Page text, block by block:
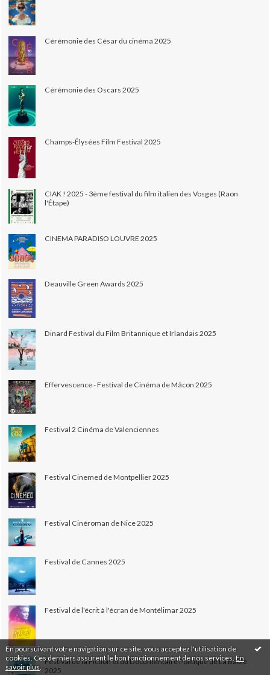
En poursuivant votre navigation sur ce site, vous acceptez l'utilisation de
cookies. Ces derniers assurent le bon fonctionnement de nos services. En
savoir plus
Cérémonie des César du cinéma 2025
Cérémonie des Oscars 2025
Champs-Élysées Film Festival 2025
CIAK ! 2025 - 3ème festival du film italien des Vosges (Raon
l'Étape)
CINEMA PARADISO LOUVRE 2025
Deauville Green Awards 2025
Dinard Festival du Film Britannique et Irlandais 2025
Effervescence - Festival de Cinéma de Mâcon 2025
Festival 2 Cinéma de Valenciennes
Festival Cinemed de Montpellier 2025
Festival Cinéroman de Nice 2025
Festival de Cannes 2025
Festival de l'écrit à l'écran de Montélimar 2025
Festival de la Fiction et du Documentaire Politique de La Baule
2025